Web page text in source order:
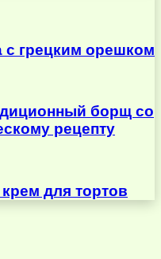
с грецким орешком
борщ со
рецепту
для тортов